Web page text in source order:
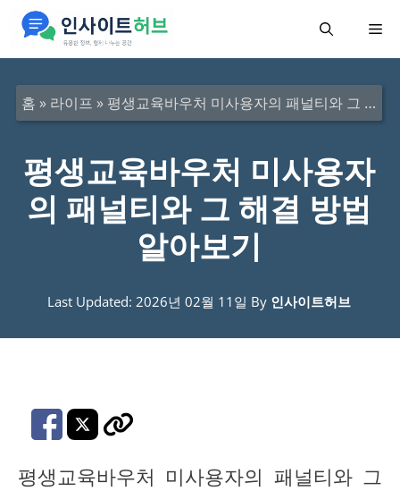
메
홈 » 라이프 » 평생교육바우처 미사용자의 패널티와 그 해결 방법 알아보기
평생교육바우처 미사용자
의 패널티와 그 해결 방법
알아보기
Last Updated: 2026년 02월 11일 By 인사이트허브
평생교육바우처 미사용자의 패널티와 그